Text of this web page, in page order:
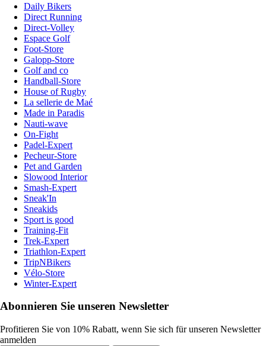
Daily Bikers
Direct Running
Direct-Volley
Espace Golf
Foot-Store
Galopp-Store
Golf and co
Handball-Store
House of Rugby
La sellerie de Maé
Made in Paradis
Nauti-wave
On-Fight
Padel-Expert
Pecheur-Store
Pet and Garden
Slowood Interior
Smash-Expert
Sneak'In
Sneakids
Sport is good
Training-Fit
Trek-Expert
Triathlon-Expert
TripNBikers
Vélo-Store
Winter-Expert
Abonnieren Sie unseren Newsletter
Profitieren Sie von 10% Rabatt, wenn Sie sich für unseren Newsletter
anmelden